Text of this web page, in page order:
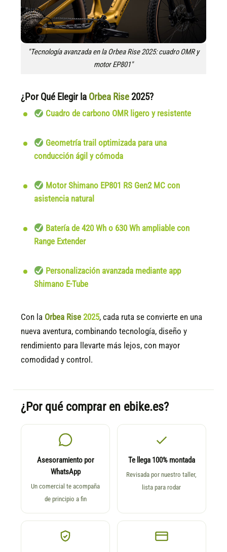
"Tecnología avanzada en la Orbea Rise 2025: cuadro OMR y
motor EP801"
¿Por Qué Elegir la Orbea Rise 2025?
Cuadro de carbono OMR ligero y resistente
Geometría trail optimizada para una
conducción ágil y cómoda
Motor Shimano EP801 RS Gen2 MC con
asistencia natural
Batería de 420 Wh o 630 Wh ampliable con
Range Extender
Personalización avanzada mediante app
Shimano E-Tube
Con la Orbea Rise 2025, cada ruta se convierte en una
nueva aventura, combinando tecnología, diseño y
rendimiento para llevarte más lejos, con mayor
comodidad y control.
¿Por qué comprar en ebike.es?
Asesoramiento por
WhatsApp
Un comercial te acompaña
de principio a fin
Te llega 100% montada
Revisada por nuestro taller,
lista para rodar